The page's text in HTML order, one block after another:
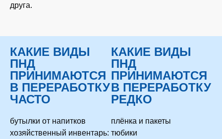
друга.
КАКИЕ ВИДЫ
ПНД
ПРИНИМАЮТСЯ
В ПЕРЕРАБОТКУ
ЧАСТО
бутылки от напитков
хозяйственный инвентарь:
КАКИЕ ВИДЫ
ПНД
ПРИНИМАЮТСЯ
В ПЕРЕРАБОТКУ
РЕДКО
плёнка и пакеты
тюбики